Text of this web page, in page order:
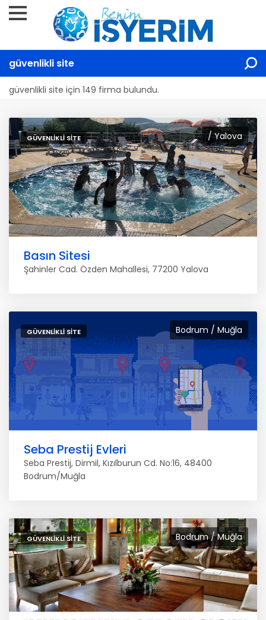
güvenlikli site
güvenlikli site için 149 firma bulundu.
/ Yalova
GÜVENLIKLI SITE
Basın Sitesi
Şahinler Cad. Özden Mahallesi, 77200 Yalova
Bodrum / Muğla
GÜVENLIKLI SITE
Seba Prestij Evleri
Seba Prestij, Dirmil, Kızılburun Cd. No:16, 48400
Bodrum/Muğla
Bodrum / Muğla
GÜVENLIKLI SITE